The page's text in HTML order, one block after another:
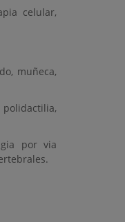
celular,
muñeca,
polidactilia,
por via